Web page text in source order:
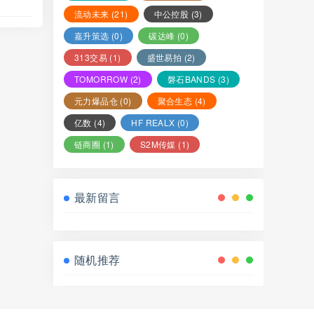
流动未来 (21) 中公控股 (3)
嘉升策选 (0) 碳达峰 (0)
313交易 (1) 盛世易拍 (2)
TOMORROW (2) 磐石BANDS (3)
元力爆品仓 (0) 聚合生态 (4)
亿数 (4) HF REALX (0)
链商圈 (1) S2M传媒 (1)
最新留言
随机推荐